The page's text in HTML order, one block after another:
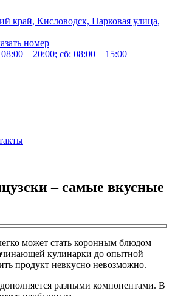
край, Кисловодск, Парковая улица,
номер
сб: 08:00—15:00
– самые вкусные
может стать коронным блюдом
кулинарки до опытной
продукт невкусно невозможно.
разными компонентами. В